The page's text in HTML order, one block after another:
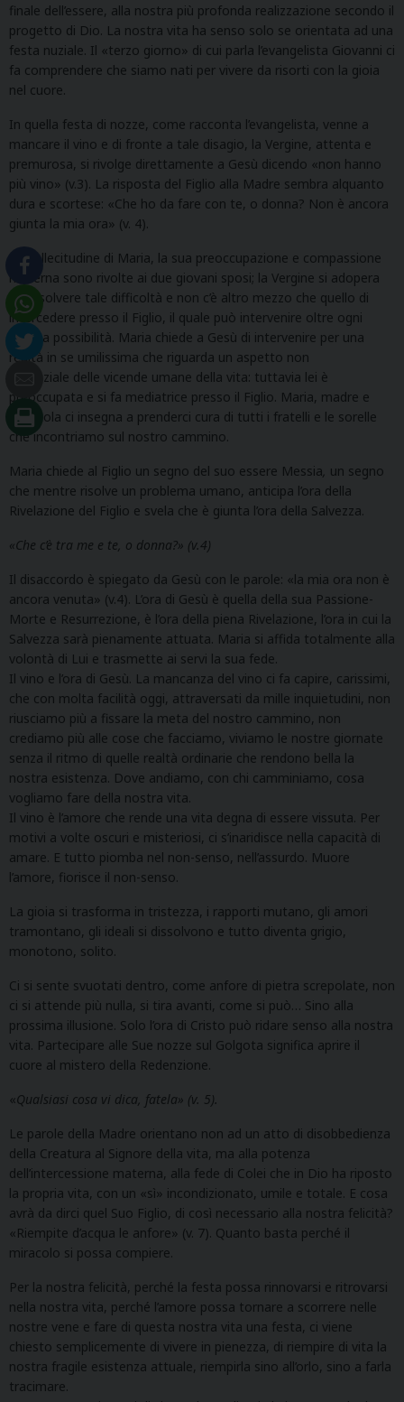
finale dell’essere, alla nostra più profonda realizzazione secondo il
progetto di Dio. La nostra vita ha senso solo se orientata ad una
festa nuziale. Il «terzo giorno» di cui parla l’evangelista Giovanni ci
fa comprendere che siamo nati per vivere da risorti con la gioia
nel cuore.
In quella festa di nozze, come racconta l’evangelista, venne a
mancare il vino e di fronte a tale disagio, la Vergine, attenta e
premurosa, si rivolge direttamente a Gesù dicendo «non hanno
più vino» (v.3). La risposta del Figlio alla Madre sembra alquanto
dura e scortese: «Che ho da fare con te, o donna? Non è ancora
giunta la mia ora» (v. 4).
La sollecitudine di Maria, la sua preoccupazione e compassione
materna sono rivolte ai due giovani sposi; la Vergine si adopera
per risolvere tale difficoltà e non c’è altro mezzo che quello di
intercedere presso il Figlio, il quale può intervenire oltre ogni
umana possibilità. Maria chiede a Gesù di intervenire per una
realtà in se umilissima che riguarda un aspetto non
essenziale delle vicende umane della vita: tuttavia lei è
preoccupata e si fa mediatrice presso il Figlio. Maria, madre e
apostola ci insegna a prenderci cura di tutti i fratelli e le sorelle
che incontriamo sul nostro cammino.
Maria chiede al Figlio un segno del suo essere Messia un segno
che mentre risolve un problema umano, anticipa l’ora della
Rivelazione del Figlio e svela che è giunta l’ora della Salvezza.
«Che c’è tra me e te, o donna?» (v.4)
Il disaccordo è spiegato da Gesù con le parole: «la mia ora non è
ancora venuta» (v.4). L’ora di Gesù è quella della sua Passione-
Morte e Resurrezione, è l’ora della piena Rivelazione, l’ora in cui la
Salvezza sarà pienamente attuata. Maria si affida totalmente alla
volontà di Lui e trasmette ai servi la sua fede.
Il vino e l’ora di Gesù. La mancanza del vino ci fa capire, carissimi,
che con molta facilità oggi, attraversati da mille inquietudini, non
riusciamo più a fissare la meta del nostro cammino, non
crediamo più alle cose che facciamo, viviamo le nostre giornate
senza il ritmo di quelle realtà ordinarie che rendono bella la
nostra esistenza. Dove andiamo, con chi camminiamo, cosa
vogliamo fare della nostra vita.
Il vino è l’amore che rende una vita degna di essere vissuta. Per
motivi a volte oscuri e misteriosi, ci s’inaridisce nella capacità di
amare. E tutto piomba nel non-senso, nell’assurdo. Muore
l’amore, fiorisce il non-senso.
La gioia si trasforma in tristezza, i rapporti mutano, gli amori
tramontano, gli ideali si dissolvono e tutto diventa grigio,
monotono, solito.
Ci si sente svuotati dentro, come anfore di pietra screpolate, non
ci si attende più nulla, si tira avanti, come si può… Sino alla
prossima illusione. Solo l’ora di Cristo può ridare senso alla nostra
vita. Partecipare alle Sue nozze sul Golgota significa aprire il
cuore al mistero della Redenzione.
«Qualsiasi cosa vi dica, fatela» (v. 5).
Le parole della Madre orientano non ad un atto di disobbedienza
della Creatura al Signore della vita, ma alla potenza
dell’intercessione materna, alla fede di Colei che in Dio ha riposto
la propria vita, con un «sì» incondizionato, umile e totale. E cosa
avrà da dirci quel Suo Figlio, di così necessario alla nostra felicità?
«Riempite d’acqua le anfore» (v. 7). Quanto basta perché il
miracolo si possa compiere.
Per la nostra felicità, perché la festa possa rinnovarsi e ritrovarsi
nella nostra vita, perché l’amore possa tornare a scorrere nelle
nostre vene e fare di questa nostra vita una festa, ci viene
chiesto semplicemente di vivere in pienezza, di riempire di vita la
nostra fragile esistenza attuale, riempirla sino all’orlo, sino a farla
tracimare.